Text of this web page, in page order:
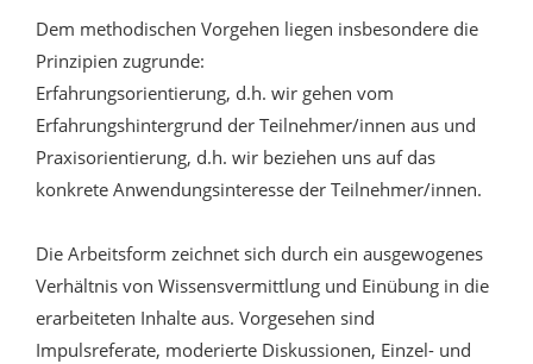
Dem methodischen Vorgehen liegen insbesondere die
Prinzipien zugrunde:
Erfahrungsorientierung, d.h. wir gehen vom
Erfahrungshintergrund der Teilnehmer/innen aus und
Praxisorientierung, d.h. wir beziehen uns auf das
konkrete Anwendungsinteresse der Teilnehmer/innen.
Die Arbeitsform zeichnet sich durch ein ausgewogenes
Verhältnis von Wissensvermittlung und Einübung in die
erarbeiteten Inhalte aus. Vorgesehen sind
Impulsreferate, moderierte Diskussionen, Einzel- und